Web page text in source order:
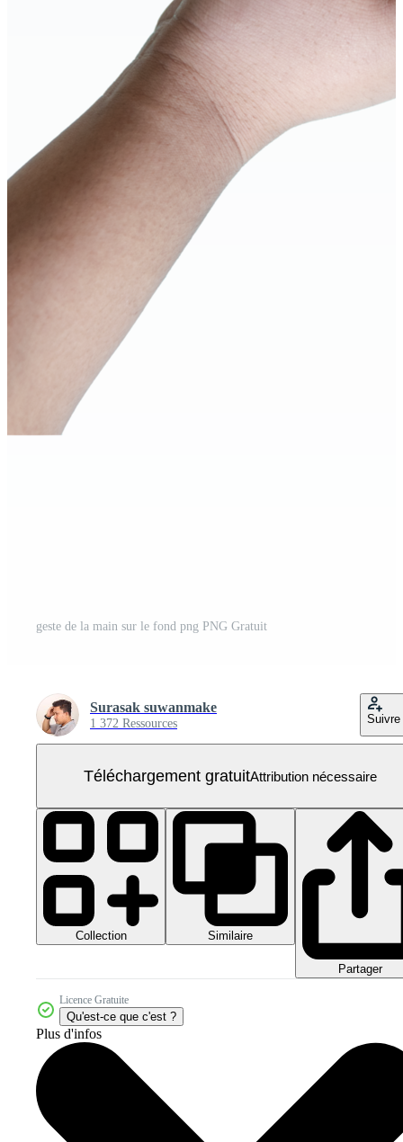
geste de la main sur le fond png PNG Gratuit
Surasak suwanmake
1 372 Ressources Suivre
Téléchargement gratuitAttribution nécessaire
Collection Similaire
Partager
Licence Gratuite
Qu'est-ce que c'est ?
Plus d'infos